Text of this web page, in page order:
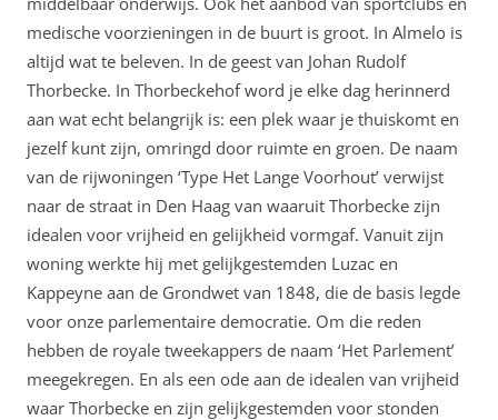
medische voorzieningen in de buurt is groot. In Almelo is
altijd wat te beleven. In de geest van Johan Rudolf
Thorbecke. In Thorbeckehof word je elke dag herinnerd
aan wat echt belangrijk is: een plek waar je thuiskomt en
jezelf kunt zijn, omringd door ruimte en groen. De naam
van de rijwoningen ‘Type Het Lange Voorhout’ verwijst
naar de straat in Den Haag van waaruit Thorbecke zijn
idealen voor vrijheid en gelijkheid vormgaf. Vanuit zijn
woning werkte hij met gelijkgestemden Luzac en
Kappeyne aan de Grondwet van 1848, die de basis legde
voor onze parlementaire democratie. Om die reden
hebben de royale tweekappers de naam ‘Het Parlement’
meegekregen. En als een ode aan de idealen van vrijheid
waar Thorbecke en zijn gelijkgestemden voor stonden